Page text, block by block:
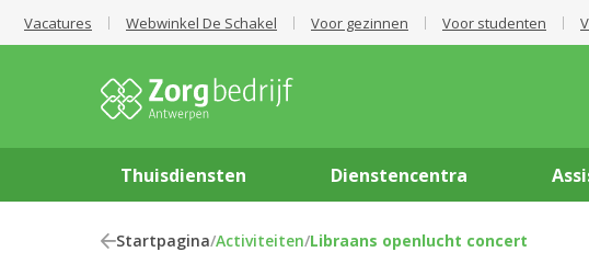
Vacatures Webwinkel De Schakel Voor gezinnen Voor studenten
Thuisdiensten Dienstencentra
Startpagina/Activiteiten/Libraans openlucht concert